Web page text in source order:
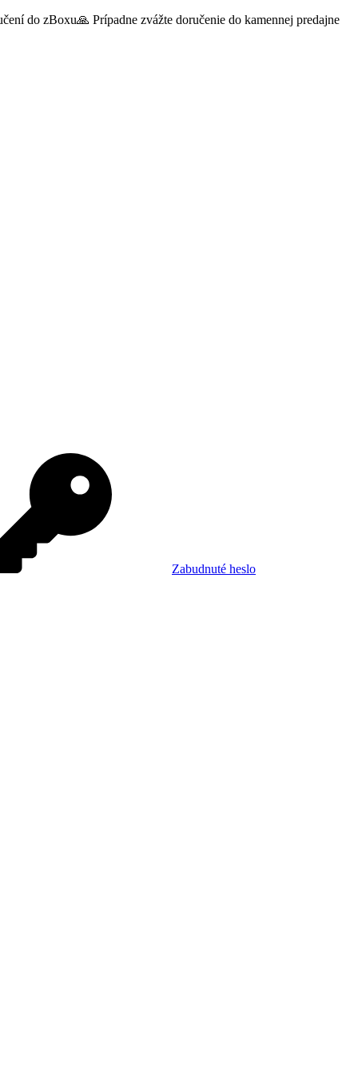
do zBoxu🙏 Prípadne zvážte doručenie do kamennej predajne
Zabudnuté heslo